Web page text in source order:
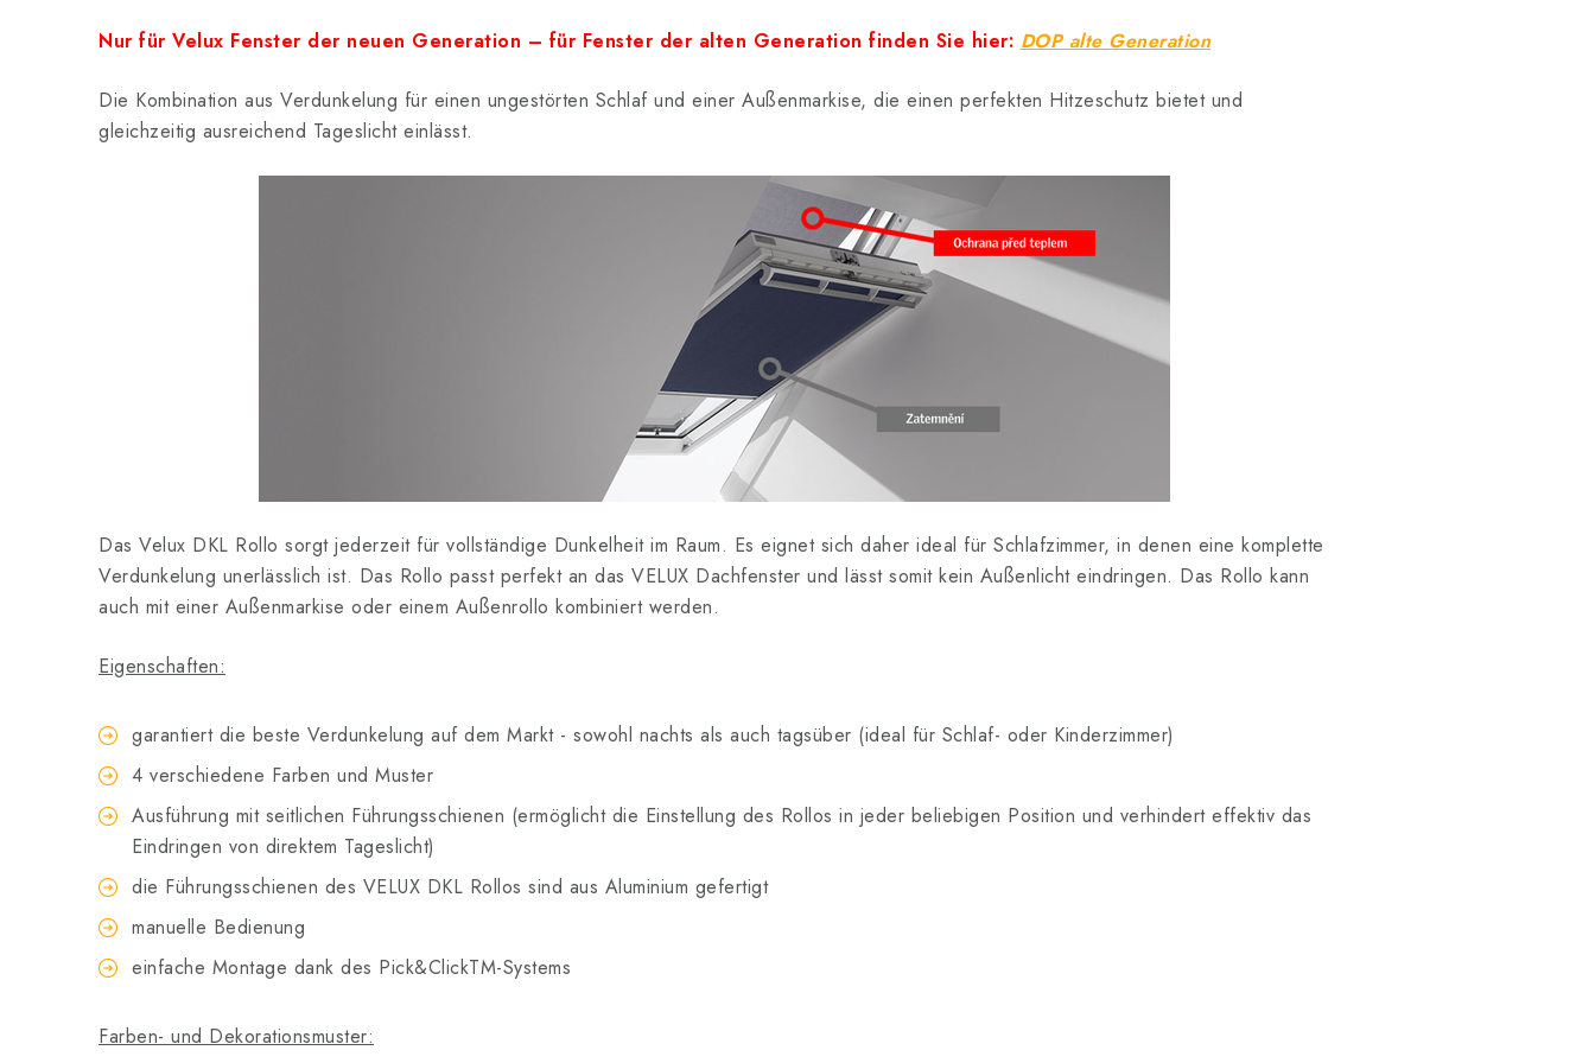
Nur für Velux Fenster der neuen Generation – für Fenster der alten Generation finden Sie hier: DOP alte Generation
Die Kombination aus Verdunkelung für einen ungestörten Schlaf und einer Außenmarkise, die einen perfekten Hitzeschutz bietet und
gleichzeitig ausreichend Tageslicht einlässt.
Das Velux DKL Rollo sorgt jederzeit für vollständige Dunkelheit im Raum. Es eignet sich daher ideal für Schlafzimmer, in denen eine komplette
Verdunkelung unerlässlich ist. Das Rollo passt perfekt an das VELUX Dachfenster und lässt somit kein Außenlicht eindringen. Das Rollo kann
auch mit einer Außenmarkise oder einem Außenrollo kombiniert werden.
Eigenschaften:
garantiert die beste Verdunkelung auf dem Markt - sowohl nachts als auch tagsüber (ideal für Schlaf- oder Kinderzimmer)
4 verschiedene Farben und Muster
Ausführung mit seitlichen Führungsschienen (ermöglicht die Einstellung des Rollos in jeder beliebigen Position und verhindert effektiv das
Eindringen von direktem Tageslicht)
die Führungsschienen des VELUX DKL Rollos sind aus Aluminium gefertigt
manuelle Bedienung
einfache Montage dank des Pick&ClickTM-Systems
Farben- und Dekorationsmuster: